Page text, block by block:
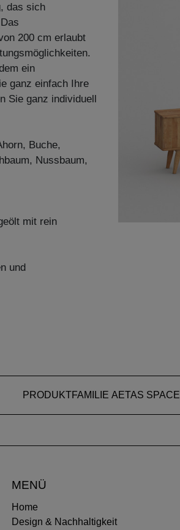
das sich
200 cm erlaubt
ein
ganz einfach Ihre
Sie ganz individuell
Buche,
Nussbaum,
mit rein
und
PRODUKTFAMILIE AETAS SPACE
MENÜ
Home
Design & Nachhaltigkeit